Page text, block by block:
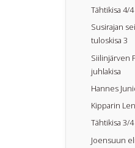
Tähtikisa 4/4
Susirajan
tuloskisa 3
Siilinjärven
juhlakisa
Hannes
Kipparin
Tähtikisa 3/4
Joensuun